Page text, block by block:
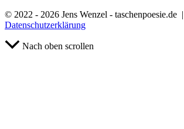
© 2022 - 2026 Jens Wenzel - taschenpoesie.de |
Datenschutzerklärung
Nach oben scrollen